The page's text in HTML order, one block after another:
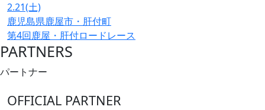
2.21(土)
鹿児島県鹿屋市・肝付町
第4回鹿屋・肝付ロードレース
PARTNERS
パートナー
OFFICIAL PARTNER